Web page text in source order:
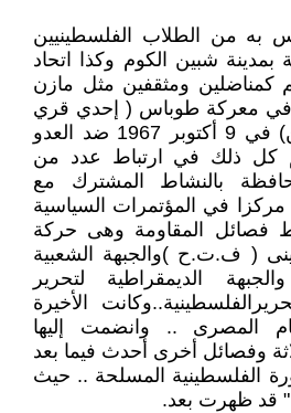
به من الطلاب الفلسطينيين
بمدينة شبين الكوم وكذا اتحاد
كمناضلين ومثقفين مثل مازن
في معركة طوباس ( إحدي قري
الضفة الغربية بفلسطين) في 9 أكتوبر 1967 ضد العدو
كل ذلك في ارتباط عدد من
بالنشاط المشترك مع
مركزا في المؤتمرات السياسية
فصائل المقاومة وهى حركة
( ف.ت.ح )والجبهة الشعبية
الديمقراطية لتحرير
الأخيرة
المصرى .. وانضمت إليها
وفصائل أخرى أحدث فيما بعد
الفلسطينية المسلحة .. حيث
قد ظهرت بعد.